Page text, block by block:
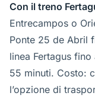
Con il treno
Entrecampos o
Ponte 25 de Abril
linea Fertagus
55 minuti. Costo:
l’opzione di